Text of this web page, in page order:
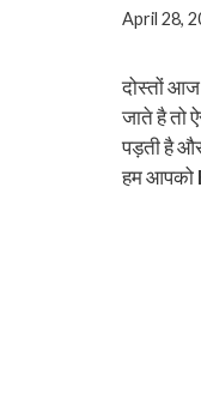
April 28,
दोस्तों
जाते है तो
पड़ती है
हम आपको